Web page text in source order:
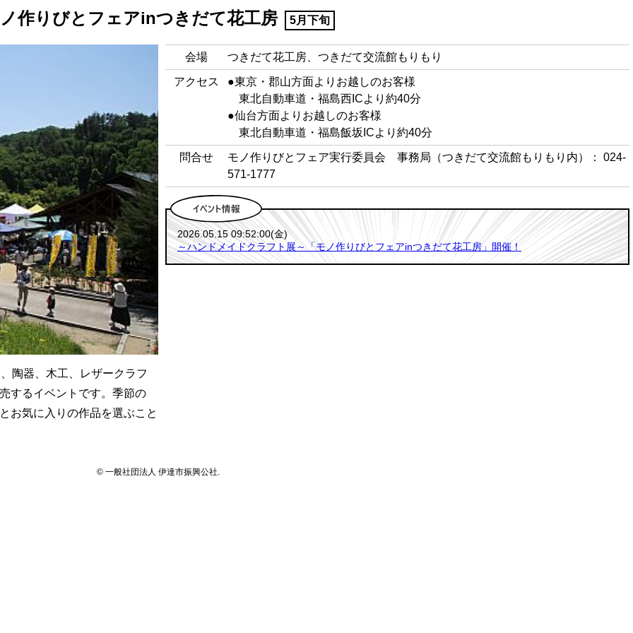
作りびとフェアinつきだて花工房 5月下旬
陶器、木工、レザークラフ
するイベントです。季節の
お気に入りの作品を選ぶこと
会場 つきだて花工房、つきだて交流館もりもり
アクセス
●東京・郡山方面よりお越しのお客様
東北自動車道・福島西ICより約40分
●仙台方面よりお越しのお客様
東北自動車道・福島飯坂ICより約40分
問合せ
モノ作りびとフェア実行委員会 事務局（つきだて交流館もりもり内）： 024-
571-1777
2026.05.15 09:52:00(金)
～ハンドメイドクラフト展～「モノ作りびとフェアinつきだて花工房」開催！
© 一般社団法人 伊達市振興公社.